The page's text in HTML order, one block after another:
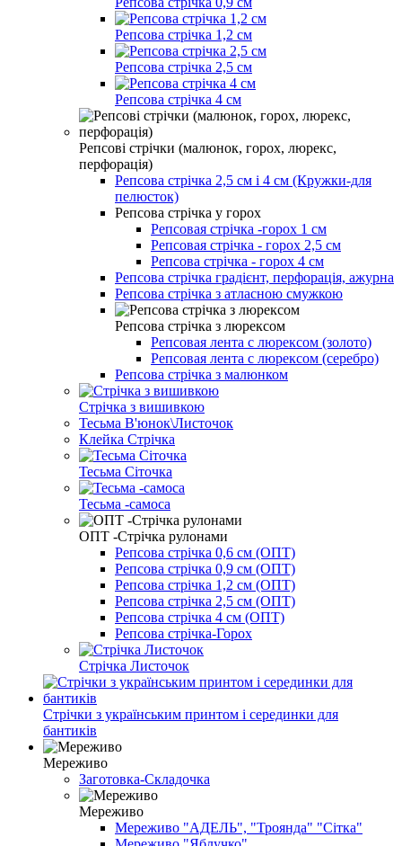
Репсова стрічка 1,2 см
Репсова стрічка 2,5 см
Репсова стрічка 4 см
Репсові стрічки (малюнок, горох, люрекс,
перфорація)
Репсова стрічка 2,5 см і 4 см (Кружки-для
пелюсток)
Репсова стрічка у горох
Репсовая стрічка -горох 1 см
Репсовая стрічка - горох 2,5 см
Репсова стрічка - горох 4 см
Репсова стрічка градієнт, перфорація, ажурна
Репсова стрічка з атласною смужкою
Репсова стрічка з люрексом
Репсовая лента с люрексом (золото)
Репсовая лента с люрексом (серебро)
Репсова стрічка з малюнком
Стрічка з вишивкою
Тесьма В'юнок\Листочок
Клейка Стрічка
Тесьма Сіточка
Тесьма -самоса
ОПТ -Стрічка рулонами
Репсова стрічка 0,6 см (ОПТ)
Репсова стрічка 0,9 см (ОПТ)
Репсова стрічка 1,2 см (ОПТ)
Репсова стрічка 2,5 см (ОПТ)
Репсова стрічка 4 см (ОПТ)
Репсова стрічка-Горох
Стрічка Листочок
Стрічки з українським принтом і серединки для
бантиків
Мереживо
Заготовка-Складочка
Мереживо
Мереживо "АДЕЛЬ", "Троянда" "Сітка"